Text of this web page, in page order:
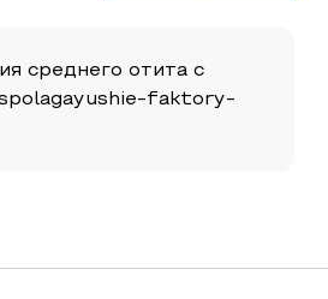
среднего отита с
faktory-